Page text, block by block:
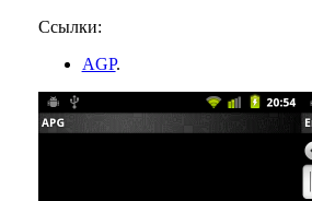
Ссылки:
AGP.